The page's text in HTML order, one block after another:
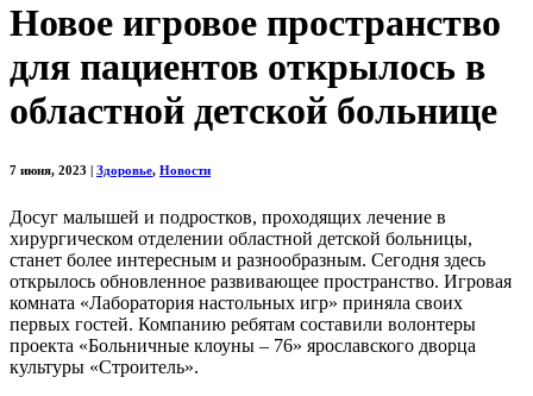
Новое игровое пространство
для пациентов открылось в
областной детской больнице
7 июня, 2023 Здоровье, Новости
​Досуг малышей и подростков, проходящих лечение в
хирургическом отделении областной детской больницы,
станет более интересным и разнообразным. Сегодня здесь
открылось обновленное развивающее пространство. Игровая
комната «Лаборатория настольных игр» приняла своих
первых гостей. Компанию ребятам составили волонтеры
проекта «Больничные клоуны – 76» ярославского дворца
культуры «Строитель».